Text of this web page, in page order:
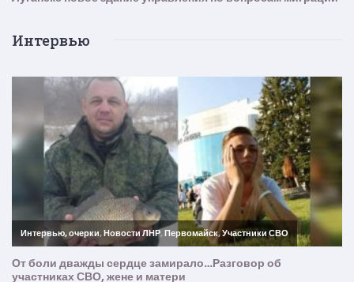
Интервью